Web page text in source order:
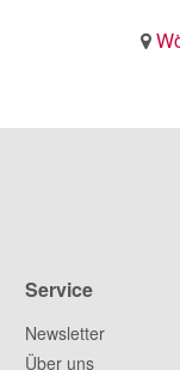
Service
Newsletter
Über uns